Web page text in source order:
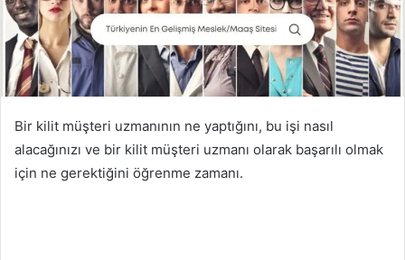
Bir kilit müşteri uzmanının ne yaptığını, bu işi nasıl
alacağınızı ve bir kilit müşteri uzmanı olarak başarılı olmak
için ne gerektiğini öğrenme zamanı.